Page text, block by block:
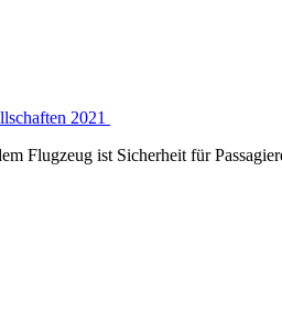
2021
Flugzeug ist Sicherheit für